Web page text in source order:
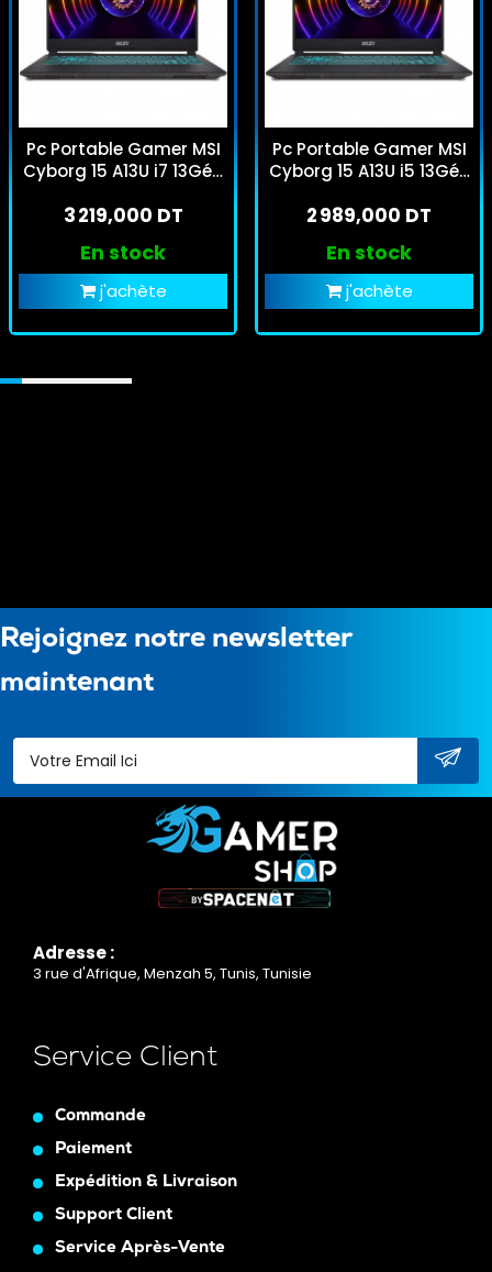
Pc Portable Gamer MSI
Cyborg 15 A13U i7 13Gén
3050
3 219,000 DT
En stock
j'achète
Pc Portable Gamer MSI
Cyborg 15 A13U i5 13Gén
3050
2 989,000 DT
En stock
j'achète
Rejoignez notre newsletter
maintenant
Adresse :
3 rue d'Afrique, Menzah 5, Tunis, Tunisie
Service Client
Commande
Paiement
Expédition & Livraison
Support Client
Service Après-Vente